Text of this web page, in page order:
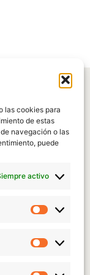
las cookies para
de estas
navegación o las
puede
activo